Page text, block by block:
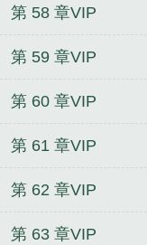
第 58 章VIP
第 59 章VIP
第 60 章VIP
第 61 章VIP
第 62 章VIP
第 63 章VIP